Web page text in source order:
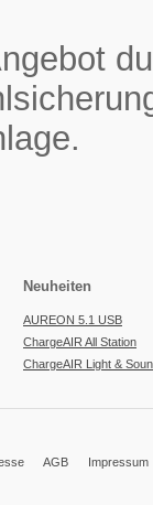
Neuheiten
AUREON 5.1 USB
ChargeAIR All Station
ChargeAIR Light &
AGB Impressum